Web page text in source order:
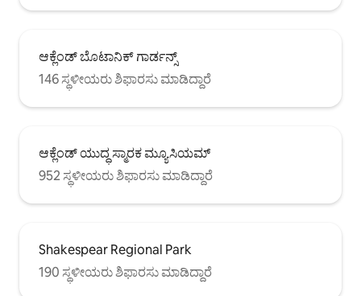
ಆಕ್ಲೆಂಡ್‌ ಬೊಟಾನಿಕ್ ಗಾರ್ಡನ್ಸ್
146 ಸ್ಥಳೀಯರು ಶಿಫಾರಸು ಮಾಡಿದ್ದಾರೆ
ಆಕ್ಲೆಂಡ್ ಯುದ್ಧ ಸ್ಮಾರಕ ಮ್ಯೂಸಿಯಮ್
952 ಸ್ಥಳೀಯರು ಶಿಫಾರಸು ಮಾಡಿದ್ದಾರೆ
Shakespear Regional Park
190 ಸ್ಥಳೀಯರು ಶಿಫಾರಸು ಮಾಡಿದ್ದಾರೆ